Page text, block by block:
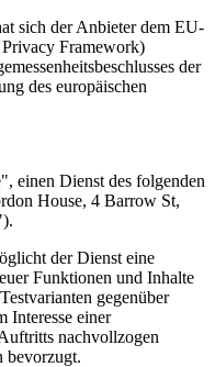
sich der Anbieter dem EU-
Framework)
der
des europäischen
einen Dienst des folgenden
House, 4 Barrow St,
der Dienst eine
Funktionen und Inhalte
gegenüber
Interesse einer
nachvollzogen
bevorzugt.